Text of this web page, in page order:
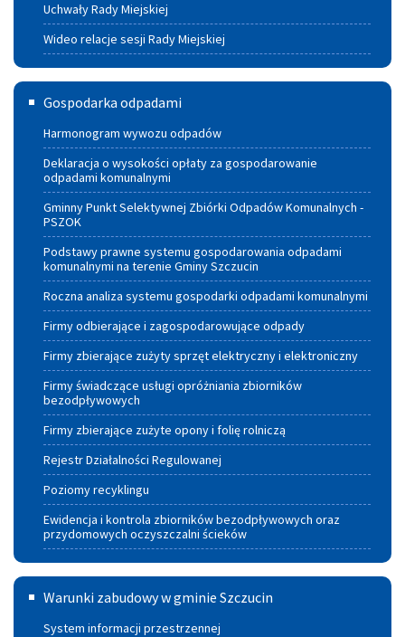
Uchwały Rady Miejskiej
Wideo relacje sesji Rady Miejskiej
Gospodarka
odpadami
Gospodarka odpadami
Harmonogram wywozu odpadów
Deklaracja o wysokości opłaty za gospodarowanie
odpadami komunalnymi
Gminny Punkt Selektywnej Zbiórki Odpadów Komunalnych -
PSZOK
Podstawy prawne systemu gospodarowania odpadami
komunalnymi na terenie Gminy Szczucin
Roczna analiza systemu gospodarki odpadami komunalnymi
Firmy odbierające i zagospodarowujące odpady
Firmy zbierające zużyty sprzęt elektryczny i elektroniczny
Firmy świadczące usługi opróżniania zbiorników
bezodpływowych
Firmy zbierające zużyte opony i folię rolniczą
Rejestr Działalności Regulowanej
Poziomy recyklingu
Ewidencja i kontrola zbiorników bezodpływowych oraz
przydomowych oczyszczalni ścieków
Warunki
zabudowy
Warunki zabudowy w gminie Szczucin
System informacji przestrzennej